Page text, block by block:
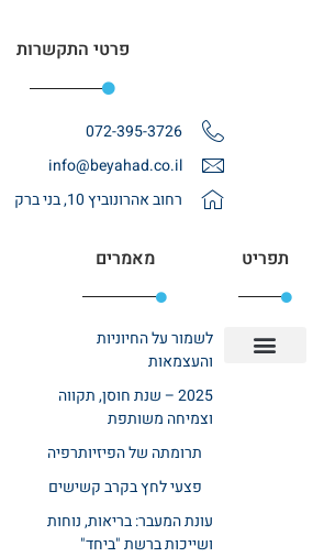
פרטי התקשרות
072-395-3726
info@beyahad.co.il
רחוב אהרונוביץ 10, בני ברק
תפריט מאמרים
לשמור על החיוניות
והעצמאות
2025 – שנת חוסן, תקווה
וצמיחה משותפת
תרומתה של הפיזיותרפיה
פצעי לחץ בקרב קשישים
עונת המעבר: בריאות, נוחות
ושייכות ברשת "ביחד"